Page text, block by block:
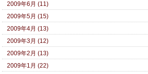
2009年6月 (11)
2009年5月 (15)
2009年4月 (13)
2009年3月 (12)
2009年2月 (13)
2009年1月 (22)